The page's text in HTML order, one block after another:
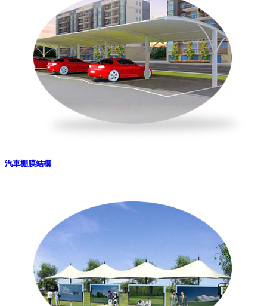
汽車棚膜結構